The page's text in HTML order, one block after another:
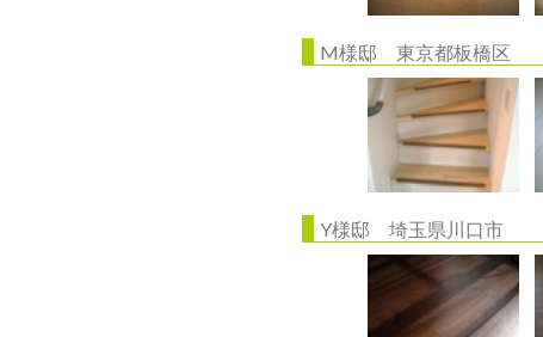
M様邸 東京都板橋区
Y様邸 埼玉県川口市